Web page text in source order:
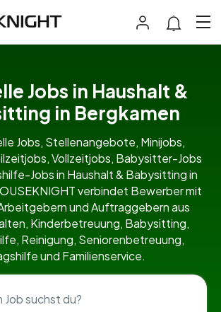
Jobs in Haushalt &
in Bergkamen
Jobs, Stellenangebote, Minijobs,
Vollzeitjobs, Babysitter-Jobs
Jobs in Haushalt & Babysitting in
verbindet Bewerber mit
und Auftraggebern aus
Kinderbetreuung, Babysitting,
Reinigung, Seniorenbetreuung,
und Familienservice.